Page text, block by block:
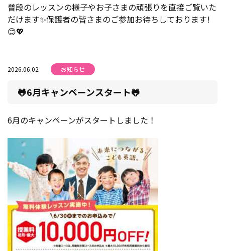
普段のレッスンの様子やお子さまの頑張りを直接ご覧いた
だけます✨保護者の皆さまのご参加お待ちしております!
😊💖
2026.06.02 お知らせ
🐸6月キャンペーンスタート🐸
6月のキャンペーンがスタートしました！